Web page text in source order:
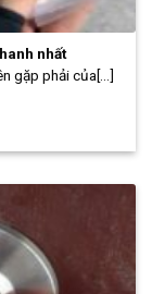
nhất
gặp phải của[...]